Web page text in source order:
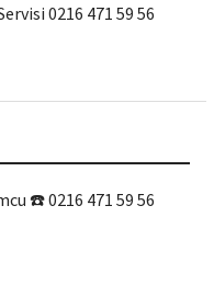
0216 471 59 56
☎️ 0216 471 59 56